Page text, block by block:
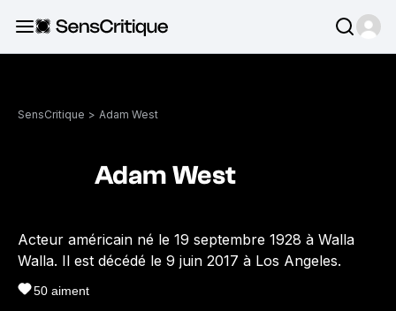
SensCritique > Adam West
Adam West
Acteur américain né le 19 septembre 1928 à Walla
Walla. Il est décédé le 9 juin 2017 à Los Angeles.
50 aiment